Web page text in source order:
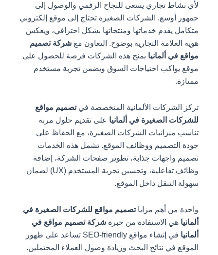
لأي نشاط تجاري يسعى للنجاح الرقمي والوصول إلى
جمهور أوسع. الشركات الصغيرة تحتاج إلى موقع إلكتروني
متكامل يقدم خدماتها ومنتجاتها بشكل احترافي، ويعكس
هوية العلامة التجارية بوضوح. التعاون معشركة تصميم
مواقع في ألمانيايمنح هذه الشركات فرصة للحصول على
موقع يواكب احتياجات السوق ويضمن تجربة مستخدم
ممتازة.
تركز الشركات الألمانية المتخصصة في تصميم مواقع
للشركات الصغيرة في ألمانياعلى تقديم حلول مرنة
تناسب ميزانيات الشركات الصغيرة، مع الحفاظ على
جودة التصميم ووظائف الموقع. تشمل هذه الخدمات
تصميم واجهات جذابة، تطوير صفحات الشركة، إضافة
وظائف تفاعلية، وتحسين تجربة المستخدم (UX) لضمان
سهولة التنقل داخل الموقع.
واحدة من أهم مزاياتصميم مواقع للشركات الصغيرة في
ألمانياهي الاستفادة من خبرةشركة تصميم مواقع في
ألمانيا
في إنشاء مواقع SEO-friendly تساعد على ظهور
الموقع في نتائج البحث وزيادة وصول العملاء المحتملين.